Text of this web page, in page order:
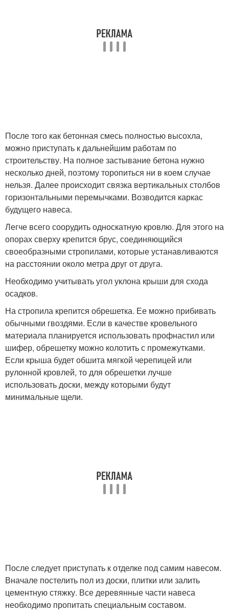
После того как бетонная смесь полностью высохла,
можно приступать к дальнейшим работам по
строительству. На полное застывание бетона нужно
несколько дней, поэтому торопиться ни в коем случае
нельзя. Далее происходит связка вертикальных столбов
горизонтальными перемычками. Возводится каркас
будущего навеса.
Легче всего соорудить односкатную кровлю. Для этого на
опорах сверху крепится брус, соединяющийся
своеобразными стропилами, которые устанавливаются
на расстоянии около метра друг от друга.
Необходимо учитывать угол уклона крыши для схода
осадков.
На стропила крепится обрешетка. Ее можно прибивать
обычными гвоздями. Если в качестве кровельного
материала планируется использовать профнастил или
шифер, обрешетку можно колотить с промежутками.
Если крыша будет обшита мягкой черепицей или
рулонной кровлей, то для обрешетки лучше
использовать доски, между которыми будут
минимальные щели.
После следует приступать к отделке под самим навесом.
Вначале постелить пол из доски, плитки или залить
цементную стяжку. Все деревянные части навеса
необходимо пропитать специальным составом.